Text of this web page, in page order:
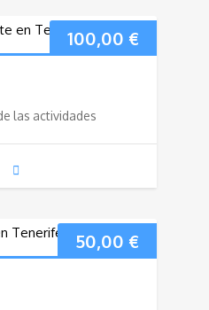
100,00 €
las actividades
50,00 €